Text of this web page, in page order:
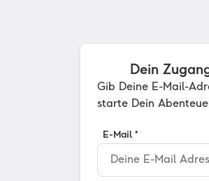
Dein
Gib Deine E-Mail-
starte Dein
E-Mail *